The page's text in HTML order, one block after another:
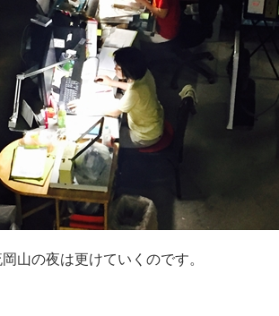
山の夜は更けていくのです。